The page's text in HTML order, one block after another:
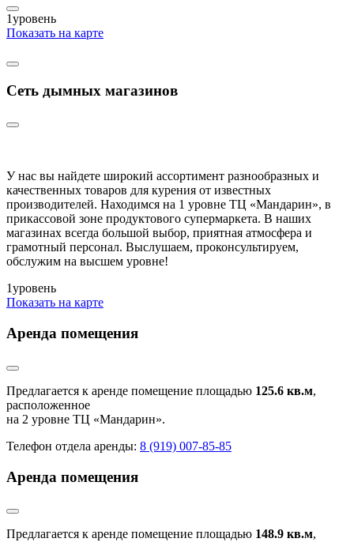
1уровень
Показать на карте
Сеть дымных магазинов
У нас вы найдете широкий ассортимент разнообразных и
качественных товаров для курения от известных
производителей. Находимся на 1 уровне ТЦ «Мандарин», в
прикассовой зоне продуктового супермаркета. В наших
магазинах всегда большой выбор, приятная атмосфера и
грамотный персонал. Выслушаем, проконсультируем,
обслужим на высшем уровне!
1уровень
Показать на карте
Аренда помещения
Предлагается к аренде помещение площадью 125.6 кв.м,
расположенное
на 2 уровне ТЦ «Мандарин».
Телефон отдела аренды: 8 (919) 007-85-85
Аренда помещения
Предлагается к аренде помещение площадью 148.9 кв.м,